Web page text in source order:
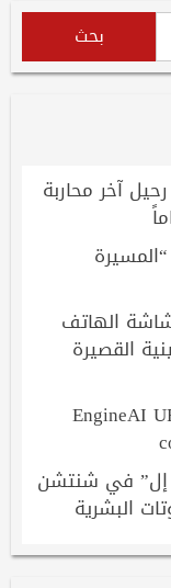
آخر محاربة
الهاتف
القصيرة
EngineAI
إل” في شنتشن
البشرية